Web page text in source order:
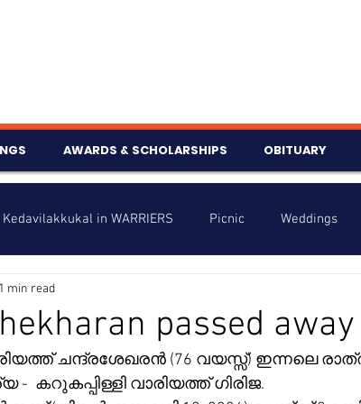
AWARDS & SCHOLARSHIPS OBITUARY
Kedavilakkukal in WARRIERS Picnic Weddings
Info
passed away
1 min read
ചന്ദ്രശേഖരൻ (76 വയസ്സ്) ഇന്നലെ
-  കറുകപ്പിള്ളി വാരിയത്ത് ഗിരിജ.